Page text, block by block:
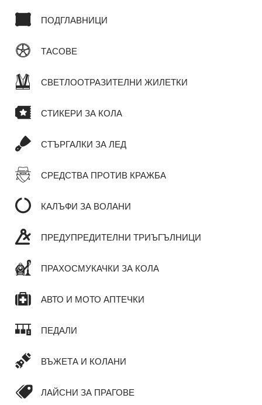
ПОДГЛАВНИЦИ
ТАСОВЕ
СВЕТЛООТРАЗИТЕЛНИ ЖИЛЕТКИ
СТИКЕРИ ЗА КОЛА
СТЪРГАЛКИ ЗА ЛЕД
СРЕДСТВА ПРОТИВ КРАЖБА
КАЛЪФИ ЗА ВОЛАНИ
ПРЕДУПРЕДИТЕЛНИ ТРИЪГЪЛНИЦИ
ПРАХОСМУКАЧКИ ЗА КОЛА
АВТО И МОТО АПТЕЧКИ
ПЕДАЛИ
ВЪЖЕТА И КОЛАНИ
ЛАЙСНИ ЗА ПРАГОВЕ